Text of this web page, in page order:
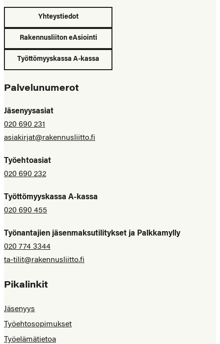
Yhteystiedot
Rakennusliiton eAsiointi
Työttömyyskassa A-kassa
Palvelunumerot
Jäsenyysasiat
020 690 231
asiakirjat@rakennusliitto.fi
Työehtoasiat
020 690 232
Työttömyyskassa A-kassa
020 690 455
Työnantajien jäsenmaksutilitykset ja Palkkamylly
020 774 3344
ta-tilit@rakennusliitto.fi
Pikalinkit
Jäsenyys
Työehtosopimukset
Työelämätietoa